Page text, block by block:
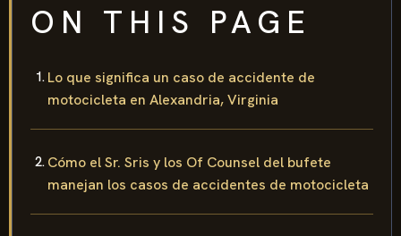
ON THIS PAGE
Lo que significa un caso de accidente de
motocicleta en Alexandria, Virginia
Cómo el Sr. Sris y los Of Counsel del bufete
manejan los casos de accidentes de motocicleta